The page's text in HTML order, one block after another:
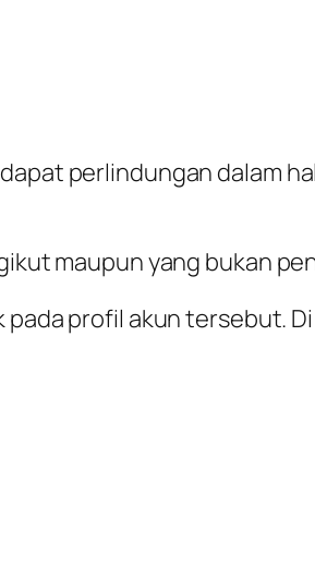
perlindungan dalam
maupun yang bukan
profil akun tersebut.